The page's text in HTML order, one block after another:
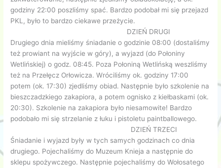
godziny 22:00 poszliśmy spać. Bardzo podobał mi się przejazd
PKL, było to bardzo ciekawe przeżycie.
DZIEŃ DRUGI
Drugiego dnia mieliśmy śniadanie o godzinie 08:00 (dostaliśmy
też prowiant na wyjście w góry), a wyjazd (do Połoniny
Wetlińskiej) o godz. 08:45. Poza Połoniną Wetlińską weszliśmy
też na Przełęcz Orłowicza. Wróciliśmy ok. godziny 17:00
potem (ok. 17:30) zjedliśmy obiad. Następnie było szkolenie na
bieszczadzkiego zakapiora, a potem ognisko z kiełbaskami (ok.
20:30). Szkolenie na zakapiora było niesamowite! Bardzo
podobało mi się strzelanie z łuku i pistoletu paintballowego.
DZIEŃ TRZECI
Śniadanie i wyjazd były w tych samych godzinach co dnia
drugiego. Pojechaliśmy do Muzeum Knieja a następnie do
sklepu spożywczego. Następnie pojechaliśmy do Wołosatego